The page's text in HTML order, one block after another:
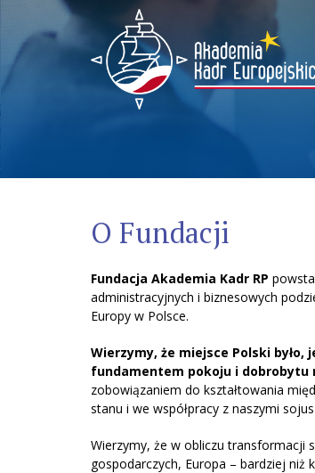
O Fundacji
Fundacja Akademia Kadr RP
administracyjnych i biznesowych
Europy w Polsce.
Wierzymy, że miejsce Polski
fundamentem pokoju i dobrobytu
zobowiązaniem do kształtowania
stanu i we współpracy z naszymi
Wierzymy, że w obliczu transformacji
gospodarczych, Europa – bardziej niż